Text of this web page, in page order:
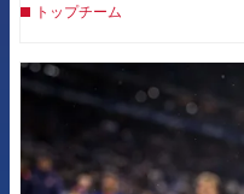
トップチーム